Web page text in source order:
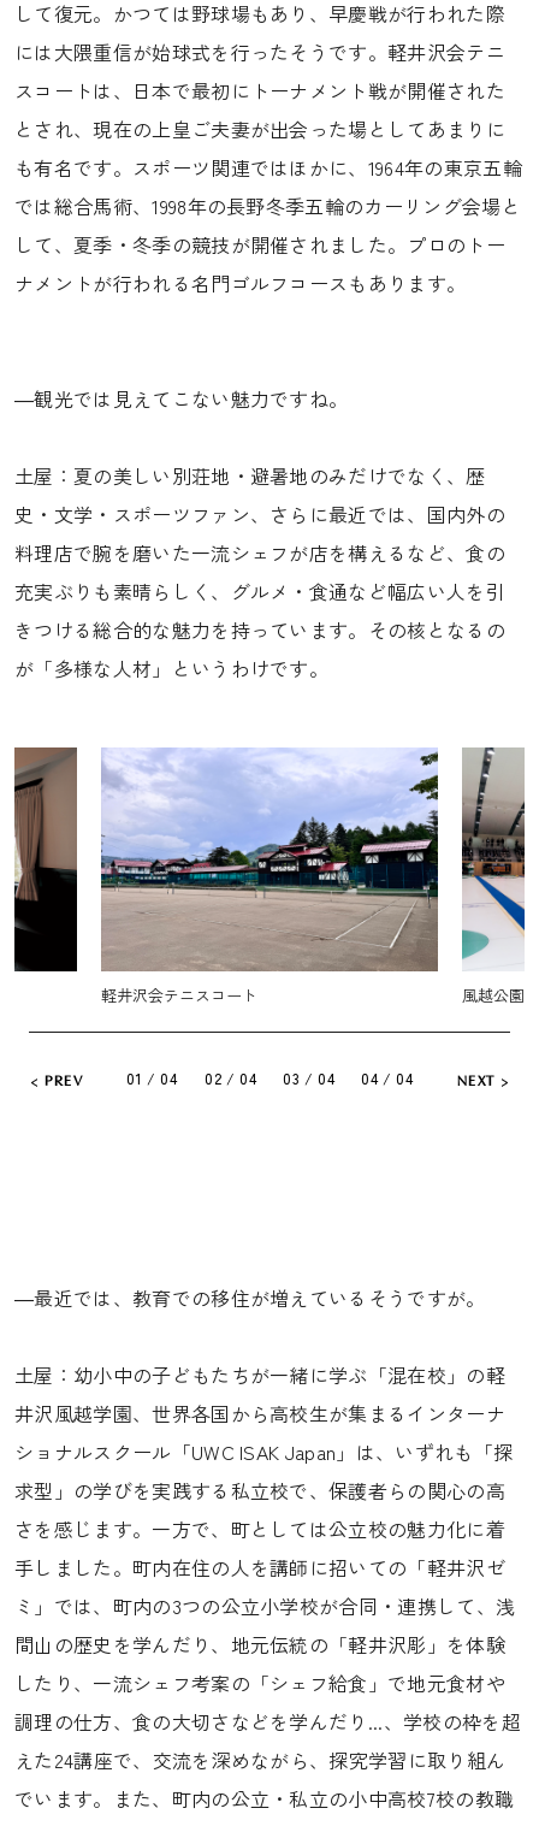
して復元。かつては野球場もあり、早慶戦が行われた際
には大隈重信が始球式を行ったそうです。軽井沢会テニ
スコートは、日本で最初にトーナメント戦が開催された
とされ、現在の上皇ご夫妻が出会った場としてあまりに
も有名です。スポーツ関連ではほかに、1964年の東京五輪
では総合馬術、1998年の長野冬季五輪のカーリング会場と
して、夏季・冬季の競技が開催されました。プロのトー
ナメントが行われる名門ゴルフコースもあります。
―観光では見えてこない魅力ですね。
土屋：夏の美しい別荘地・避暑地のみだけでなく、歴
史・文学・スポーツファン、さらに最近では、国内外の
料理店で腕を磨いた一流シェフが店を構えるなど、食の
充実ぶりも素晴らしく、グルメ・食通など幅広い人を引
きつける総合的な魅力を持っています。その核となるの
が「多様な人材」というわけです。
PREV NEXT
風越公園のカーリング会場 軽井沢72
01 / 04 02 / 04 03 / 04 04 / 04
―最近では、教育での移住が増えているそうですが。
土屋：幼小中の子どもたちが一緒に学ぶ「混在校」の軽
井沢風越学園、世界各国から高校生が集まるインターナ
ショナルスクール「UWC ISAK Japan」は、いずれも「探
求型」の学びを実践する私立校で、保護者らの関心の高
さを感じます。一方で、町としては公立校の魅力化に着
手しました。町内在住の人を講師に招いての「軽井沢ゼ
ミ」では、町内の3つの公立小学校が合同・連携して、浅
間山の歴史を学んだり、地元伝統の「軽井沢彫」を体験
したり、一流シェフ考案の「シェフ給食」で地元食材や
調理の仕方、食の大切さなどを学んだり...、学校の枠を超
えた24講座で、交流を深めながら、探究学習に取り組ん
でいます。また、町内の公立・私立の小中高校7校の教職